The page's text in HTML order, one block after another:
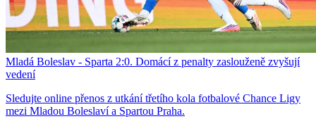
Mladá Boleslav - Sparta 2:0. Domácí z penalty zaslouženě zvyšují
vedení
Sledujte online přenos z utkání třetího kola fotbalové Chance Ligy
mezi Mladou Boleslaví a Spartou Praha.